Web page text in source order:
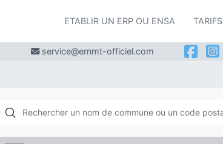
ETABLIR UN ERP OU ENSA TARIFS
service@ernmt-officiel.com